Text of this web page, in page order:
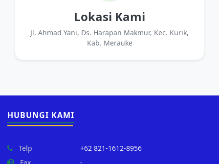
Lokasi Kami
Jl. Ahmad Yani, Ds. Harapan Makmur, Kec. Kurik,
Kab. Merauke
HUBUNGI KAMI
Telp
+62 821-1612-8956